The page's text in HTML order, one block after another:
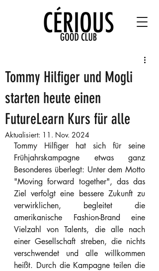
Tommy Hilfiger und Mogli
starten heute einen
FutureLearn Kurs für alle
Aktualisiert: 11. Nov. 2024
Tommy Hilfiger hat sich für seine
Frühjahrskampagne etwas ganz
Besonderes überlegt: Unter dem Motto
"Moving forward together", das das
Ziel verfolgt eine bessere Zukunft zu
verwirklichen, begleitet die
amerikanische Fashion-Brand eine
Vielzahl von Talents, die alle nach
einer Gesellschaft streben, die nichts
verschwendet und alle willkommen
heißt. Durch die Kampagne teilen die